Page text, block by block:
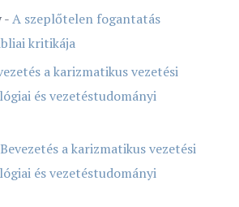
-A szeplőtelen fogantatás
kritikája
a karizmatikus vezetési
és vezetéstudományi
Bevezetés a karizmatikus vezetési
és vezetéstudományi